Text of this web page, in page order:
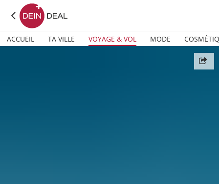
ACCUEIL TA VILLE VOYAGE & VOL MODE